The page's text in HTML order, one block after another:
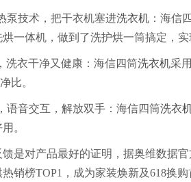
技术，把干衣机塞进洗衣机 ：海信
一体机，做到了洗护烘一筒搞定，
衣干净又健康：海信四筒洗衣机采
比。
音交互，解放双手：海信四筒洗衣
。
对产品最好的证明，据奥维数据官
热销榜TOP1，成为家装焕新及618换